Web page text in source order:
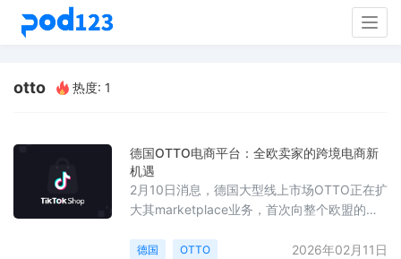
otto 热度: 1
德国OTTO电商平台：全欧卖家的跨境电商新
机遇
2月10日消息，德国大型线上市场OTTO正在扩
大其marketplace业务，首次向整个欧盟的卖
增值税号并在德国注册的商家入驻。OTTO目
德国 OTTO 2026年02月11日